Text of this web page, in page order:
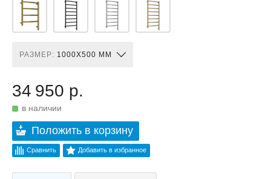
РАЗМЕР: 1000X500 ММ
34 950 р.
в наличии
Положить в корзину
Сравнить Добавить в избранное